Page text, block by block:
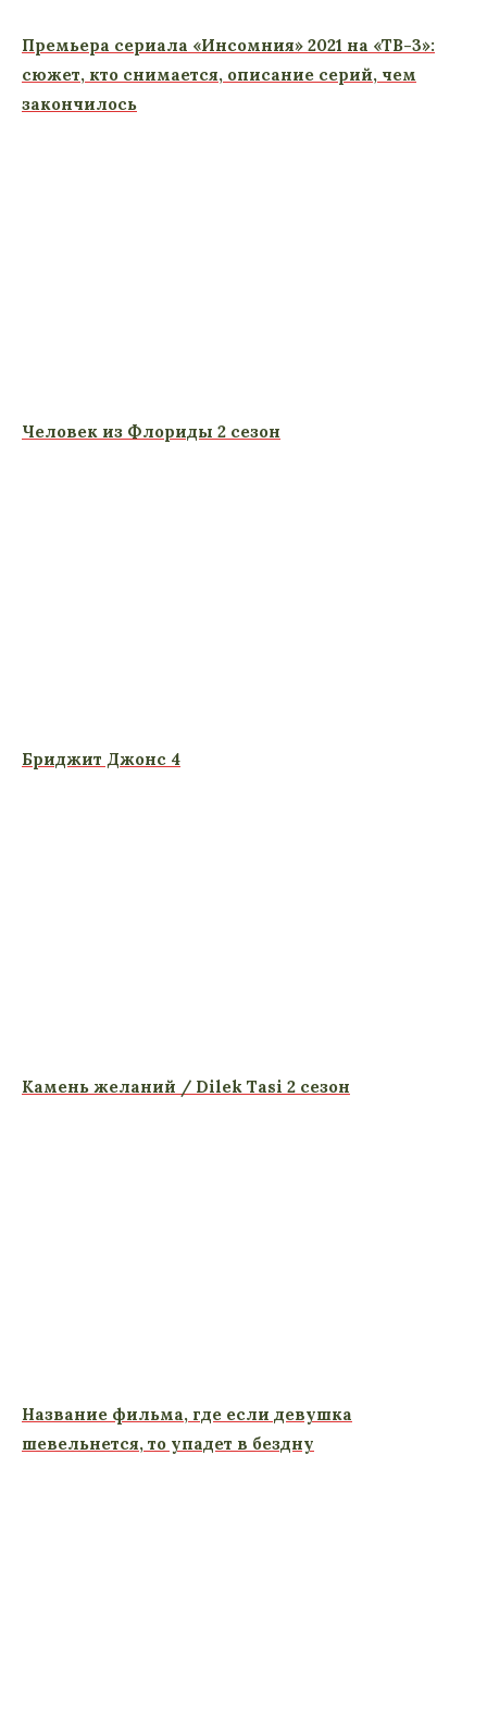
Премьера сериала «Инсомния» 2021 на «ТВ-3»:
сюжет, кто снимается, описание серий, чем
закончилось
Человек из Флориды 2 сезон
Бриджит Джонс 4
Камень желаний / Dilek Tasi 2 сезон
Название фильма, где если девушка
шевельнется, то упадет в бездну